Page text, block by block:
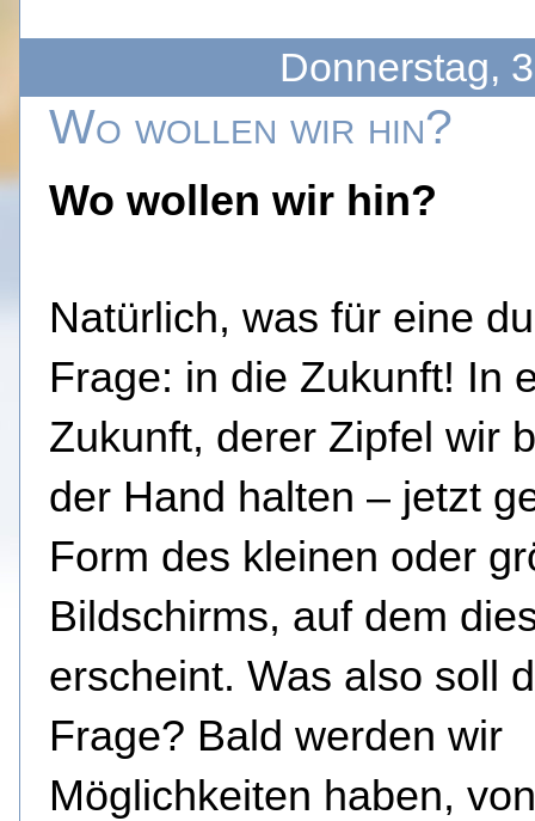
Donnerstag,
Wo wollen wir hin?
Wo wollen wir hin?
Natürlich, was für eine
Frage: in die Zukunft! In
Zukunft, derer Zipfel wir
der Hand halten – jetzt
Form des kleinen oder
Bildschirms, auf dem
erscheint. Was also soll
Frage? Bald werden wir
Möglichkeiten haben,